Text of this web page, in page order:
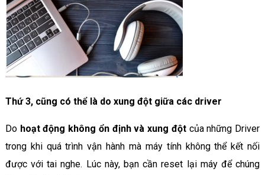
Thứ 3, cũng có thể là do xung đột giữa các driver
Dohoạt động không ổn định và xung độtcủa những Driver
trong khi quá trình vận hành mà máy tính không thể kết nối
được với tai nghe. Lúc này, bạn cần reset lại máy để chúng